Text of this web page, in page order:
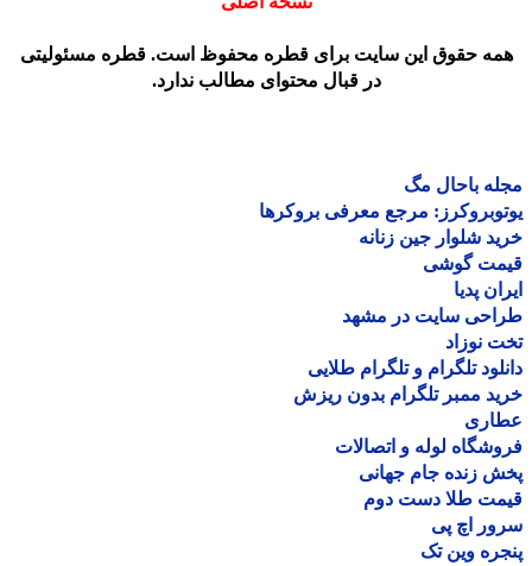
حقوق این سایت برای قطره محفوظ است. قطره مسئولیتی
در قبال محتوای مطالب ندارد.
باحال مگ
مرجع معرفی بروکرها
شلوار جین زنانه
گوشی
پدیا
سایت در مشهد
نوزاد
تلگرام و تلگرام طلایی
ممبر تلگرام بدون ریزش
لوله و اتصالات
زنده جام جهانی
طلا دست دوم
اچ پی
وین تک